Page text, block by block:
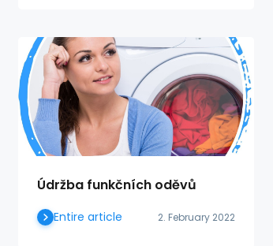
Údržba funkčních oděvů
2. February 2022
Entire article